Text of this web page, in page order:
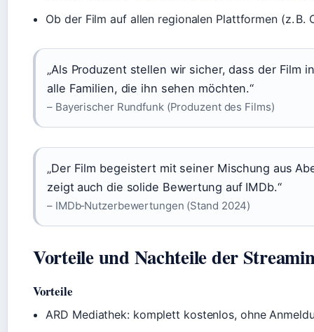
Ob der Film auf allen regionalen Plattformen (z.
„Als Produzent stellen wir sicher, dass der Film
alle Familien, die ihn sehen möchten.“
– Bayerischer Rundfunk (Produzent des Films)
„Der Film begeistert mit seiner Mischung aus
zeigt auch die solide Bewertung auf IMDb.“
– IMDb‑Nutzerbewertungen (Stand 2024)
Vorteile und Nachteile der
Vorteile
ARD Mediathek: komplett kostenlos, ohne